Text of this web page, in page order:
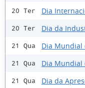
20 Ter Dia
20 Ter Dia da
21 Qua Dia Mundial
21 Qua Dia Mundial
21 Qua Dia da